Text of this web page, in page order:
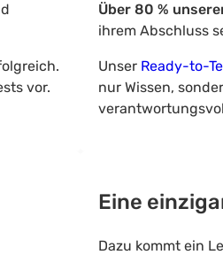
vor.
Über 80 %
ihrem Abschluss
Unser Ready-to-
nur Wissen,
Eine
Dazu kommt ein